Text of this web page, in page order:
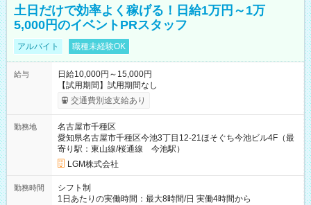
土日だけで効率よく稼げる！日給1万円～1万
5,000円のイベントPRスタッフ
アルバイト 職種未経験OK
給与
日給10,000円～15,000円
【試用期間】試用期間なし
交通費別途支給あり
勤務地
名古屋市千種区
愛知県名古屋市千種区今池3丁目12-21ほそぐち今池ビル4F（最
寄り駅：東山線/桜通線 今池駅）
LGM株式会社
勤務時間
シフト制
1日あたりの実働時間：最大8時間/日 実働4時間から